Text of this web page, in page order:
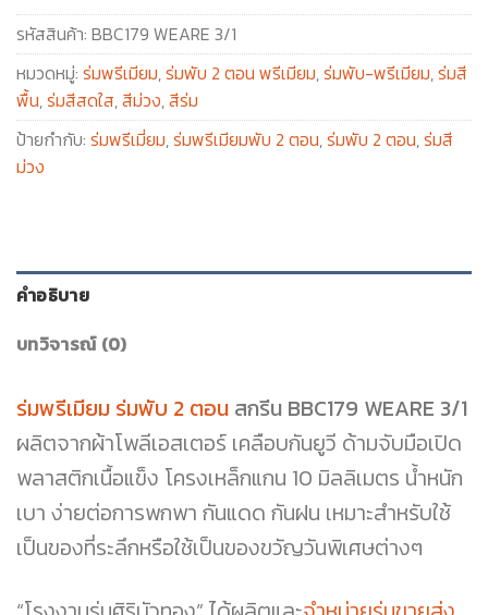
รหัสสินค้า: BBC179 WEARE 3/1
หมวดหมู่: ร่มพรีเมียม,ร่มพับ 2 ตอน พรีเมียม,ร่มพับ-พรีเมียม,ร่มสี
พื้น,ร่มสีสดใส,สีม่วง,สีร่ม
ป้ายกำกับ: ร่มพรีเมี่ยม,ร่มพรีเมียมพับ 2 ตอน,ร่มพับ 2 ตอน,ร่มสี
ม่วง
คำอธิบาย
บทวิจารณ์ (0)
ร่มพรีเมียม ร่มพับ 2 ตอน สกรีน BBC179 WEARE 3/1
ผลิตจากผ้าโพลีเอสเตอร์ เคลือบกันยูวี ด้ามจับมือเปิด
พลาสติกเนื้อแข็ง โครงเหล็กแกน 10 มิลลิเมตร น้ำหนัก
เบา ง่ายต่อการพกพา กันแดด กันฝน เหมาะสำหรับใช้
เป็นของที่ระลึกหรือใช้เป็นของขวัญวันพิเศษต่างๆ